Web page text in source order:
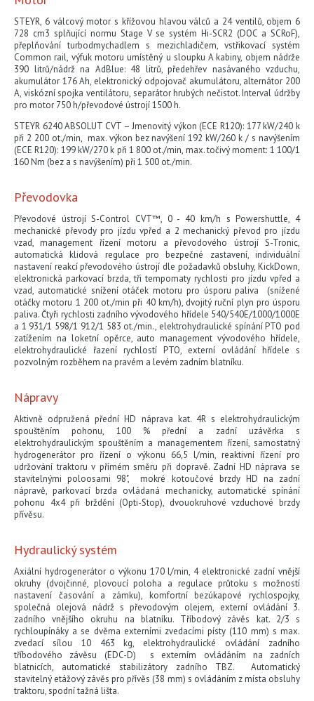
KONTAKTY
KARIÉRA
CEREA
STEYR, 6 válcový motor s křížovou hlavou válců a 24 ventilů, objem 6
728 cm3 splňující normu Stage V se systém Hi-SCR2 (DOC a SCRoF),
přeplňování turbodmychadlem s mezichladičem, vstřikovací systém
Common rail, výfuk motoru umístěný u sloupku A kabiny, objem nádrže
390 litrů/nádrž na AdBlue: 48 litrů, předehřev nasávaného vzduchu,
akumulátor 176 Ah, elektronický odpojovač akumulátoru, alternátor 200
A, viskózní spojka ventilátoru, separátor hrubých nečistot. Interval údržby
pro motor 750 h/převodové ústrojí 1500 h.
STEYR 6240 ABSOLUT CVT – Jmenovitý výkon (ECE R120): 177 kW/240 k
při 2 200 ot./min, max. výkon bez navýšení 192 kW/260 k / s navýšením
(ECE R120): 199 kW/270 k při 1 800 ot./min, max. točivý moment: 1 100/1
160 Nm (bez a s navýšením) při 1 500 ot./min.
Převodovka
Převodové ústrojí S-Control CVT™, 0 - 40 km/h s Powershuttle, 4
mechanické převody pro jízdu vpřed a 2 mechanický převod pro jízdu
vzad, management řízení motoru a převodového ústrojí S-Tronic,
automatická klidová regulace pro bezpečné zastavení, individuální
nastavení reakcí převodového ústrojí dle požadavků obsluhy, KickDown,
elektronická parkovací brzda, tři tempomaty rychlosti pro jízdu vpřed a
vzad, automatické snížení otáček motoru pro úsporu paliva (snížené
otáčky motoru 1 200 ot./min při 40 km/h), dvojitý ruční plyn pro úsporu
paliva. Čtyři rychlosti zadního vývodového hřídele 540/540E/1000/1000E
a 1 931/1 598/1 912/1 583 ot./min., elektrohydraulické spínání PTO pod
zatížením na loketní opěrce, auto management vývodového hřídele,
elektrohydraulické řazení rychlostí PTO, externí ovládání hřídele s
pozvolným rozběhem na pravém a levém zadním blatníku.
Nápravy
Aktivně odpružená přední HD náprava kat. 4R s elektrohydraulickým
spouštěním pohonu, 100 % přední a zadní uzávěrka s
elektrohydraulickým spouštěním a managementem řízení, samostatný
hydrogenerátor pro řízení o výkonu 66,5 l/min, reaktivní řízení pro
udržování traktoru v přímém směru při dopravě. Zadní HD náprava se
stavitelnými poloosami 98", mokré kotoučové brzdy HD na zadní
nápravě, parkovací brzda ovládaná mechanicky, automatické spínání
pohonu 4x4 při brždění (Opti-Stop), dvouokruhové vzduchové brzdy
přívěsu.
Hydraulický systém
Axiální hydrogenerátor o výkonu 170 l/min, 4 elektronické zadní vnější
okruhy (dvojčinné, plovoucí poloha a regulace průtoku s možností
nastavení časování a zámku), komfortní bezúkapové rychlospojky,
společná olejová nádrž s převodovým olejem, externí ovládání 3.
zadního vnějšího okruhu na blatníku. Tříbodový závěs kat. 2/3 s
rychloupínáky a se dvěma externími zvedacími písty (110 mm) s max.
zvedací sílou 10 463 kg, elektrohydraulické ovládání zadního
tříbodového závěsu (EDC-D) s externím ovládáním na zadních
blatnicích, automatické stabilizátory zadního TBZ. Automatický
stavitelný etážový závěs pro přívěs (38 mm) s ovládáním z místa obsluhy
traktoru, spodní tažná lišta.